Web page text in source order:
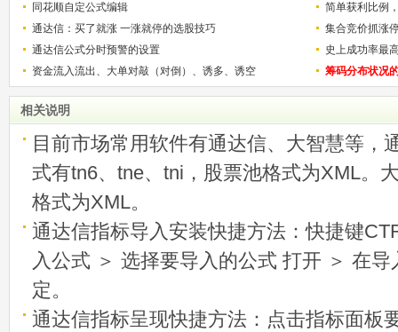
的技巧（图解）
同花顺自定公式编辑
简单获利比例
用
通达信：买了就涨 一涨就停的选股技巧
集合竞价抓涨
通达信公式分时预警的设置
史上成功率最
称选股法宝！
资金流入流出、大单对敲（对倒）、诱多、诱空 筹码分布状况
相关说明
目前市场常用软件有通达信、大智慧等，
式有tn6、tne、tni，股票池格式为XML。
格式为XML。
通达信指标导入安装快捷方法：快捷键
入公式 ＞ 选择要导入的公式 打开 ＞ 在
定。
通达信指标呈现快捷方法：点击指标面板